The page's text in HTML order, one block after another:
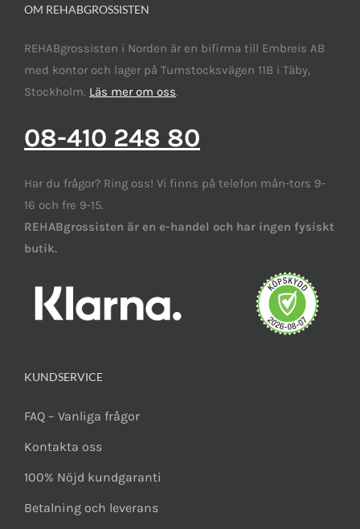
OM REHABGROSSISTEN
REHABgrossisten i Norden är en bifirma till Embreis AB
med kontor och lager på Tumstocksvägen 11B i Täby,
Stockholm. Läs mer om oss.
08-410 248 80
Har du frågor? Ring oss! Vi finns på telefon mån-tors 9-
16 och fre 9-15.
REHABgrossisten är en e-handel och har ingen fysiskt
butik.
KUNDSERVICE
FAQ – Vanliga frågor
Kontakta oss
100% Nöjd kundgaranti
Betalning och leverans